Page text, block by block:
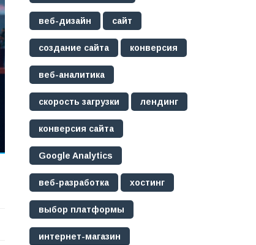
веб-дизайн сайт
создание сайта конверсия
веб-аналитика
скорость загрузки лендинг
конверсия сайта
Google Analytics
веб-разработка хостинг
выбор платформы
интернет-магазин